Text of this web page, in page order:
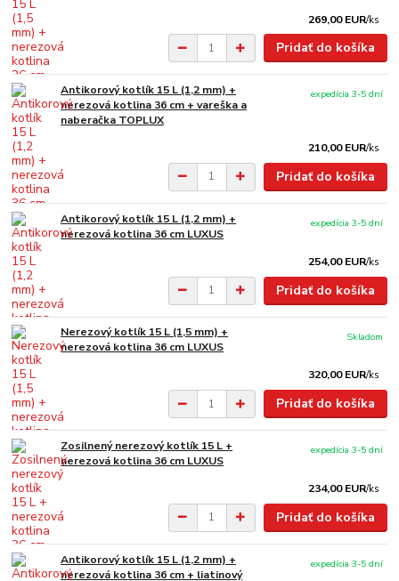
269,00 EUR/ks
Pridať do košíka
Antikorový kotlík 15 L (1,2 mm) +
nerezová kotlina 36 cm + vareška a
naberačka TOPLUX
210,00 EUR/ks
expedícia 3-5 dní
Pridať do košíka
Antikorový kotlík 15 L (1,2 mm) +
nerezová kotlina 36 cm LUXUS
254,00 EUR/ks
expedícia 3-5 dní
Pridať do košíka
Nerezový kotlík 15 L (1,5 mm) +
nerezová kotlina 36 cm LUXUS
320,00 EUR/ks
Skladom
Pridať do košíka
Zosilnený nerezový kotlík 15 L +
nerezová kotlina 36 cm LUXUS
234,00 EUR/ks
expedícia 3-5 dní
Pridať do košíka
Antikorový kotlík 15 L (1,2 mm) +
nerezová kotlina 36 cm + liatinový
expedícia 3-5 dní